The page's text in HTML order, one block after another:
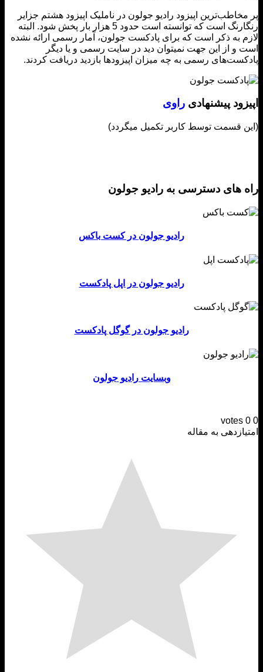
اپیزود رادیو جولون در ناملیک اپیزود هشتم جزایر
رنگارنگ است که توانسته است حدود 5 هزار بار پخش شود. البته
به ذکر است که برای پادکست جولون، آمار رسمی ارائه نشده
و از این جهت نمیتوان دید در سایت رسمی و یا دیگر
رسمی به چه میزان اپیزودها بازدید دریافت کردند.
پیشنهادیراوی
قسمت توسط کاربر تکمیل میگردد)
های دسترسی به رادیو جولون
رادیو جولون در کست باکس
رادیو جولون در اپل پادکست
رادیو جولون در گوگل پادکست
وبسایت رادیو جولون
votes
به مقاله